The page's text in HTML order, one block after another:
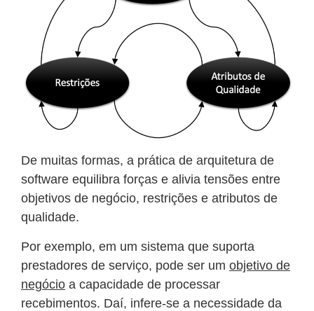
De muitas formas, a prática de arquitetura de
software equilibra forças e alivia tensões entre
objetivos de negócio, restrições e atributos de
qualidade.
Por exemplo, em um sistema que suporta
prestadores de serviço, pode ser um objetivo de
negócio a capacidade de processar
recebimentos. Daí, infere-se a necessidade da